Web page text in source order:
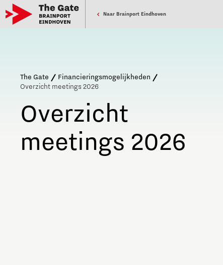
Naar Brainport Eindhoven
The Gate
Financieringsmogelijkheden
Overzicht meetings 2026
Overzicht
meetings 2026